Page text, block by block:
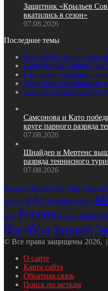
Защитник «Крыльев
вкатились в сезон»
07.08.2026
Последние темы
Как найти сегодня
Популярный сейчас
Где найти хороший
Здесь инвестиционные
Главные
Самсонова и Като
круге парного разряда
07.08.2026
Шнайдер и Мертенс
разряда теннисного
07.08.2026
Баскетбол Видео (внутри текста)
Испания КХЛ Лыжные гонки
игры Россия Спартак Теннис
ФутболХоккей
© Все права защищены 2026, |
О сайте
Карта сайта
Обратная связь
Поиск по меткам